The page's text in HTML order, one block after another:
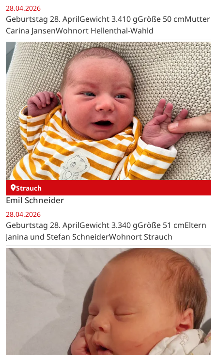
28.04.2026
Geburtstag 28. AprilGewicht 3.410 gGröße 50 cmMutter
Carina JansenWohnort Hellenthal-Wahld
Strauch
Emil Schneider
28.04.2026
Geburtstag 28. AprilGewicht 3.340 gGröße 51 cmEltern
Janina und Stefan SchneiderWohnort Strauch